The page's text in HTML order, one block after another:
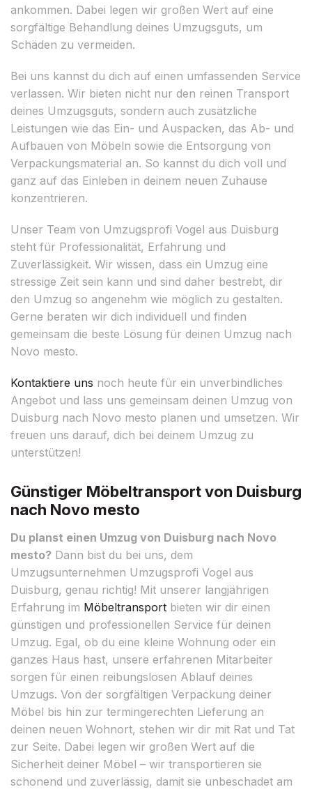
ankommen. Dabei legen wir großen Wert auf eine
sorgfältige Behandlung deines Umzugsguts, um
Schäden zu vermeiden.
Bei uns kannst du dich auf einen umfassenden Service
verlassen. Wir bieten nicht nur den reinen Transport
deines Umzugsguts, sondern auch zusätzliche
Leistungen wie das Ein- und Auspacken, das Ab- und
Aufbauen von Möbeln sowie die Entsorgung von
Verpackungsmaterial an. So kannst du dich voll und
ganz auf das Einleben in deinem neuen Zuhause
konzentrieren.
Unser Team von Umzugsprofi Vogel aus Duisburg
steht für Professionalität, Erfahrung und
Zuverlässigkeit. Wir wissen, dass ein Umzug eine
stressige Zeit sein kann und sind daher bestrebt, dir
den Umzug so angenehm wie möglich zu gestalten.
Gerne beraten wir dich individuell und finden
gemeinsam die beste Lösung für deinen Umzug nach
Novo mesto.
Kontaktiere uns noch heute für ein unverbindliches
Angebot und lass uns gemeinsam deinen Umzug von
Duisburg nach Novo mesto planen und umsetzen. Wir
freuen uns darauf, dich bei deinem Umzug zu
unterstützen!
Günstiger Möbeltransport von Duisburg
nach Novo mesto
Du planst einen Umzug von Duisburg nach Novo
mesto? Dann bist du bei uns, dem
Umzugsunternehmen Umzugsprofi Vogel aus
Duisburg, genau richtig! Mit unserer langjährigen
Erfahrung im Möbeltransport bieten wir dir einen
günstigen und professionellen Service für deinen
Umzug. Egal, ob du eine kleine Wohnung oder ein
ganzes Haus hast, unsere erfahrenen Mitarbeiter
sorgen für einen reibungslosen Ablauf deines
Umzugs. Von der sorgfältigen Verpackung deiner
Möbel bis hin zur termingerechten Lieferung an
deinen neuen Wohnort, stehen wir dir mit Rat und Tat
zur Seite. Dabei legen wir großen Wert auf die
Sicherheit deiner Möbel – wir transportieren sie
schonend und zuverlässig, damit sie unbeschadet am